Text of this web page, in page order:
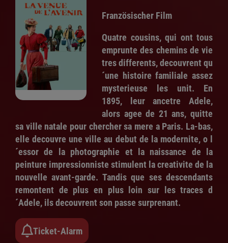
Französischer Film
Quatre cousins, qui ont tous
emprunte des chemins de vie
tres differents, decouvrent qu
´une histoire familiale assez
mysterieuse les unit. En
1895, leur ancetre Adele,
alors agee de 21 ans, quitte
sa ville natale pour chercher sa mere a Paris. La-bas,
elle decouvre une ville au debut de la modernite, o l
´essor de la photographie et la naissance de la
peinture impressionniste stimulent la creativite de la
nouvelle avant-garde. Tandis que ses descendants
remontent de plus en plus loin sur les traces d
´Adele, ils decouvrent son passe surprenant.
Ticket-Alarm